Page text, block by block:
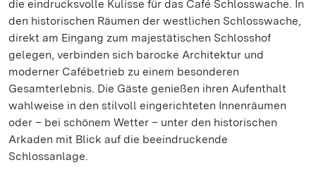
die eindrucksvolle Kulisse für das Café Schlosswache. In
den historischen Räumen der westlichen Schlosswache,
direkt am Eingang zum majestätischen Schlosshof
gelegen, verbinden sich barocke Architektur und
moderner Cafébetrieb zu einem besonderen
Gesamterlebnis. Die Gäste genießen ihren Aufenthalt
wahlweise in den stilvoll eingerichteten Innenräumen
oder – bei schönem Wetter – unter den historischen
Arkaden mit Blick auf die beeindruckende
Schlossanlage.